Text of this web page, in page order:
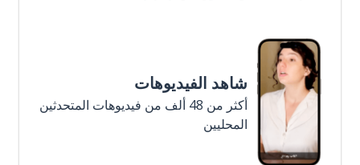
شاهد الفيديوهات
أكثر من 48 ألف من فيديوهات المتحدثين
المحليين